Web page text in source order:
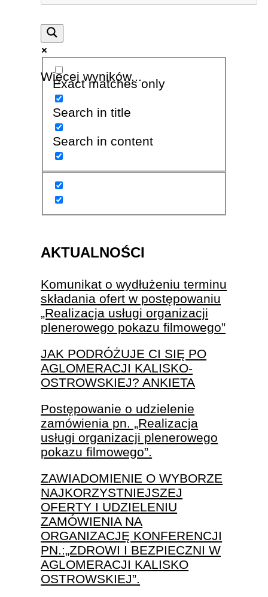
Więcej wyników...
Exact matches only
Search in title
Search in content
AKTUALNOŚCI
Komunikat o wydłużeniu terminu
składania ofert w postępowaniu
„Realizacja usługi organizacji
plenerowego pokazu filmowego”
JAK PODRÓŻUJE CI SIĘ PO
AGLOMERACJI KALISKO-
OSTROWSKIEJ? ANKIETA
Postępowanie o udzielenie
zamówienia pn. „Realizacja
usługi organizacji plenerowego
pokazu filmowego”.
ZAWIADOMIENIE O WYBORZE
NAJKORZYSTNIEJSZEJ
OFERTY I UDZIELENIU
ZAMÓWIENIA NA
ORGANIZACJĘ KONFERENCJI
PN.:„ZDROWI I BEZPIECZNI W
AGLOMERACJI KALISKO
OSTROWSKIEJ”.